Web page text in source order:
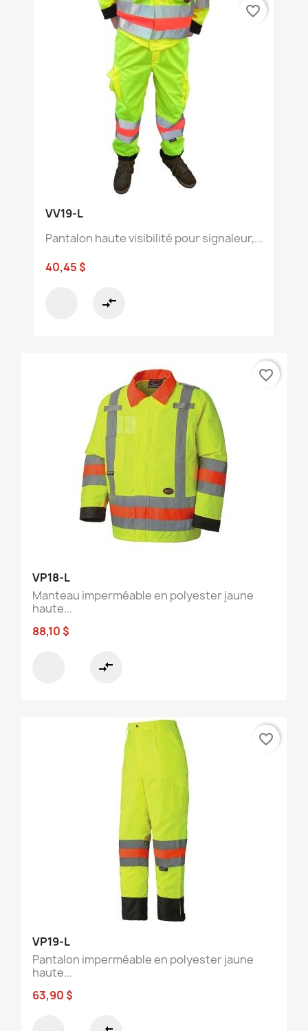
VV19-L
Pantalon haute visibilité pour signaleur,...
40,45 $
compare_arrows
favorite_border
VP18-L
Manteau imperméable en polyester jaune
haute...
88,10 $
compare_arrows
favorite_border
VP19-L
Pantalon imperméable en polyester jaune
haute...
63,90 $
favorite_border